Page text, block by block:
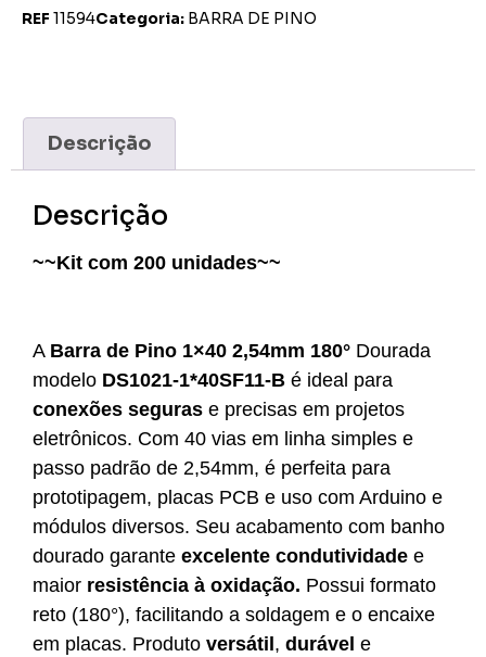
REF 11594Categoria: BARRA DE PINO
Descrição
Descrição
~~Kit com 200 unidades~~
A Barra de Pino 1×40 2,54mm 180° Dourada
modelo DS1021-1*40SF11-B é ideal para
conexões seguras e precisas em projetos
eletrônicos. Com 40 vias em linha simples e
passo padrão de 2,54mm, é perfeita para
prototipagem, placas PCB e uso com Arduino e
módulos diversos. Seu acabamento com banho
dourado garante excelente condutividade e
maior resistência à oxidação. Possui formato
reto (180°), facilitando a soldagem e o encaixe
em placas. Produto versátil, durável e